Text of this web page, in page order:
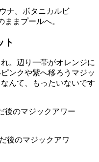
ナ。ボタニカルビ
ままプールへ。
ト
。辺り一帯がオレンジに
ンクや紫へ移ろうマジッ
んて、もったいないです
後のマジックアワ